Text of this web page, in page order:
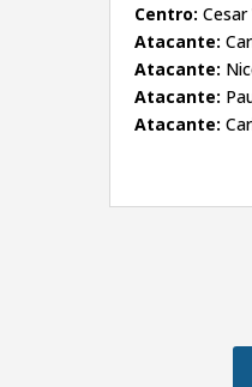
Centro:
Atacante:
Atacante:
Atacante:
Atacante: